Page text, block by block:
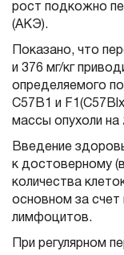
рост подкожно
(АКЭ).
Показано, что
и 376 мг/кг
определяе­мого
С57В1 и
массы опухоли
Введение
к достоверному
количества
основном за счет
лимфоцитов.
При регулярном